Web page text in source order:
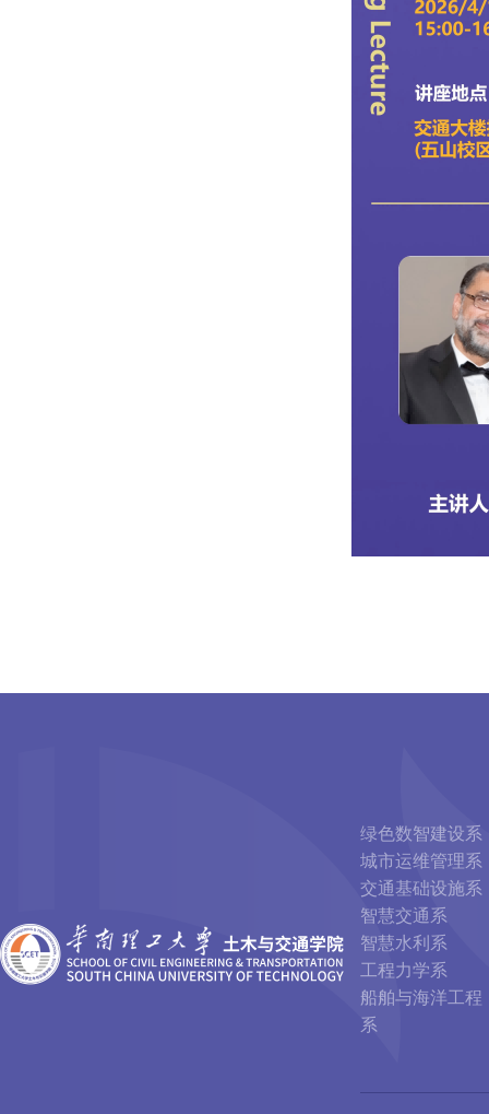
绿色数智建设系
城市运维管理系
交通基础设施系
智慧交通系
智慧水利系
工程力学系
船舶与海洋工程
系